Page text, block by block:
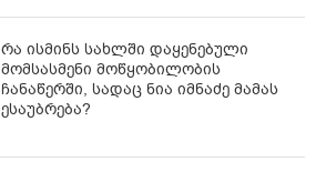
რა ისმინს სახლში დაყენებული
მომსასმენი მოწყობილობის
ჩანაწერში, სადაც ნია იმნაძე მამას
ესაუბრება?